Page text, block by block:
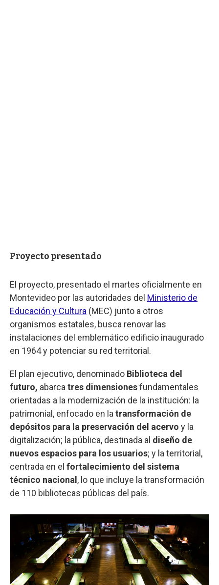
Proyecto presentado
El proyecto, presentado el martes oficialmente en
Montevideo por las autoridades del Ministerio de
Educación y Cultura (MEC) junto a otros
organismos estatales, busca renovar las
instalaciones del emblemático edificio inaugurado
en 1964 y potenciar su red territorial.
El plan ejecutivo, denominado Biblioteca del
futuro, abarca tres dimensionesfundamentales
orientadas a la modernización de la institución: la
patrimonial, enfocado en la transformación de
depósitos para la preservación del acervo y la
digitalización; la pública, destinada al diseño de
nuevos espacios para los usuarios; y la territorial,
centrada en el fortalecimiento del sistema
técnico nacional , lo que incluye la transformación
de 110 bibliotecas públicas del país.